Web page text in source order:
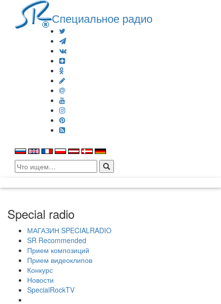
Специальное радио
Search
for:
Special radio
МАГАЗИН SPECIALRADIO
SR Recommended
Прием композиций
Прием видеоклипов
Конкурс
Новости
SpecialRockTV